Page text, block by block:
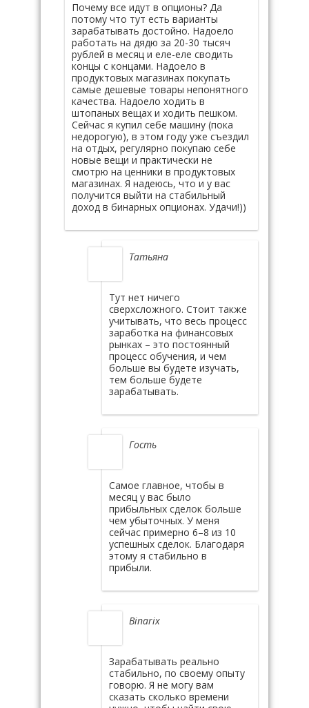
Почему все идут в опционы? Да
потому что тут есть варианты
зарабатывать достойно. Надоело
работать на дядю за 20-30 тысяч
рублей в месяц и еле-еле сводить
концы с концами. Надоело в
продуктовых магазинах покупать
самые дешевые товары непонятного
качества. Надоело ходить в
штопаных вещах и ходить пешком.
Сейчас я купил себе машину (пока
недорогую), в этом году уже съездил
на отдых, регулярно покупаю себе
новые вещи и практически не
смотрю на ценники в продуктовых
магазинах. Я надеюсь, что и у вас
получится выйти на стабильный
доход в бинарных опционах. Удачи!))
Татьяна
Тут нет ничего
сверхсложного. Стоит также
учитывать, что весь процесс
заработка на финансовых
рынках – это постоянный
процесс обучения, и чем
больше вы будете изучать,
тем больше будете
зарабатывать.
Гость
Самое главное, чтобы в
месяц у вас было
прибыльных сделок больше
чем убыточных. У меня
сейчас примерно 6–8 из 10
успешных сделок. Благодаря
этому я стабильно в
прибыли.
Binarix
Зарабатывать реально
стабильно, по своему опыту
говорю. Я не могу вам
сказать сколько времени